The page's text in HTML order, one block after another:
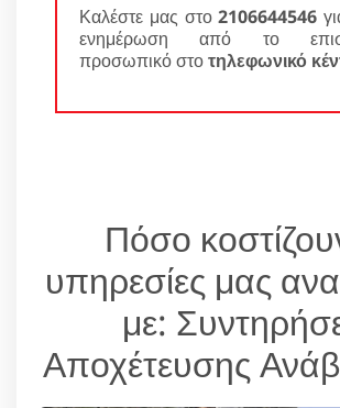
Καλέστε μας στο2106644546
ενημέρωση από το
προσωπικό στοτηλεφωνικό
Πόσο
υπηρεσίες μας
με:
Αποχέτευσης